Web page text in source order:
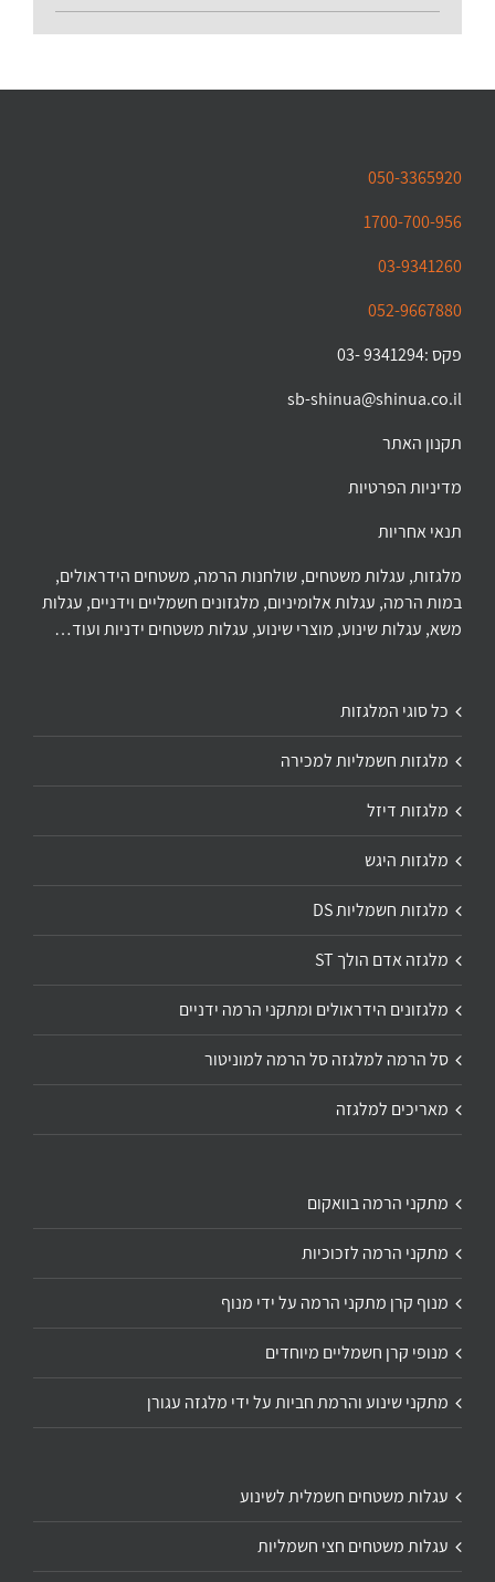
050-3365920
1700-700-956
03-9341260
052-9667880
פקס :9341294 -03
sb-shinua@shinua.co.il
תקנון האתר
מדיניות הפרטיות
תנאי אחריות
מלגזות, עגלות משטחים, שולחנות הרמה, משטחים הידראולים,
במות הרמה, עגלות אלומיניום, מלגזונים חשמליים וידניים, עגלות
משא, עגלות שינוע, מוצרי שינוע, עגלות משטחים ידניות ועוד…
כל סוגי המלגזות
מלגזות חשמליות למכירה
מלגזות דיזל
מלגזות היגש
מלגזות חשמליות DS
מלגזה אדם הולך ST
מלגזונים הידראולים ומתקני הרמה ידניים
סל הרמה למלגזה סל הרמה למוניטור
מאריכים למלגזה
מתקני הרמה בוואקום
מתקני הרמה לזכוכיות
מנוף קרן מתקני הרמה על ידי מנוף
מנופי קרן חשמליים מיוחדים
מתקני שינוע והרמת חביות על ידי מלגזה עגורן
עגלות משטחים חשמלית לשינוע
עגלות משטחים חצי חשמליות